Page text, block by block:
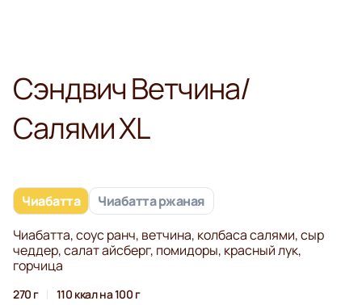
Сэндвич Ветчина/
Салями XL
Чиабатта
Чиабатта ржаная
Чиабатта, соус ранч, ветчина, колбаса салями, сыр
чеддер, салат айсберг, помидоры, красный лук,
горчица
270 г 110 ккал на 100 г